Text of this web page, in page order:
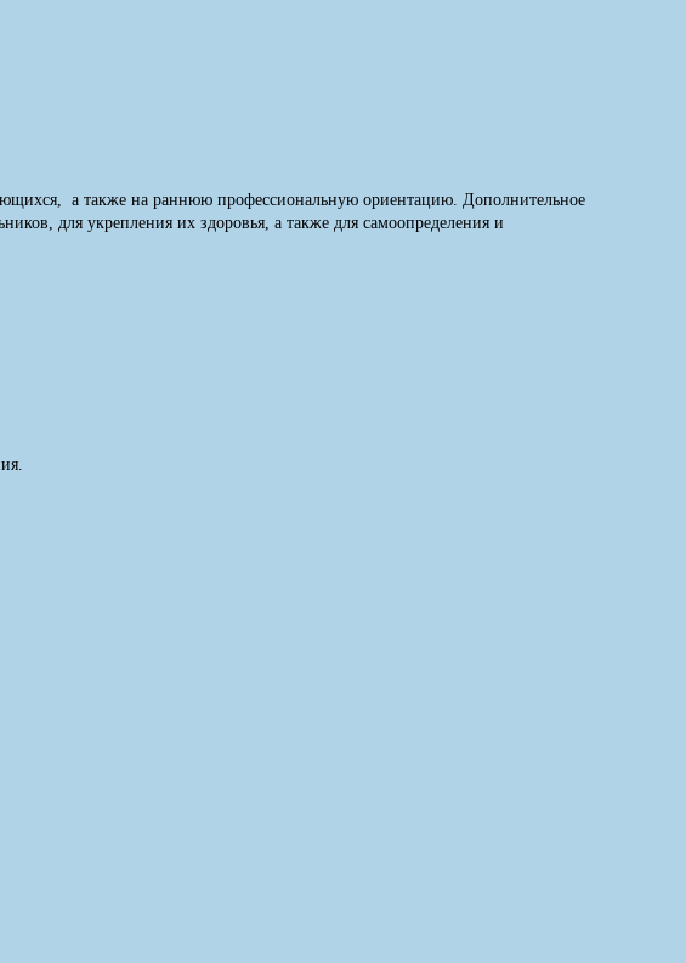
а также на раннюю профессиональную ориентацию. Дополнительное
для укрепления их здоровья, а также для самоопределения и